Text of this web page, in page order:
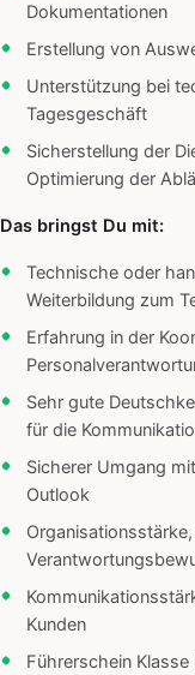
Dokumentationen
Erstellung von
Unterstützung bei
Tagesgeschäft
Sicherstellung der
Optimierung der
Das bringst Du mit:
Technische oder
Weiterbildung zum
Erfahrung in der
Sehr gute
für die
Sicherer Umgang
Outlook
Kunden
Führerschein Klasse